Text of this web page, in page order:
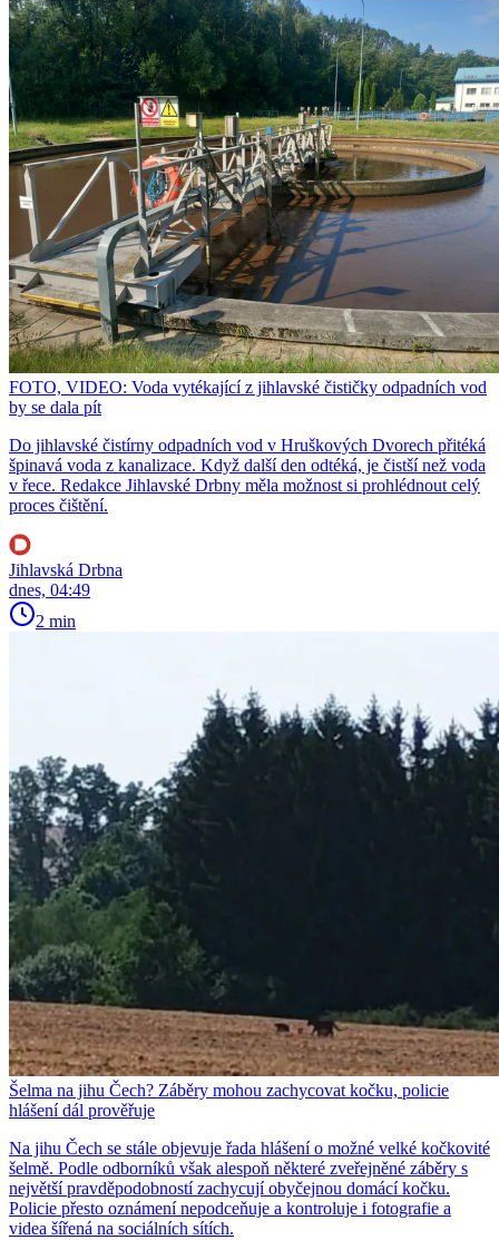
FOTO, VIDEO: Voda vytékající z jihlavské čističky odpadních vod
by se dala pít
Do jihlavské čistírny odpadních vod v Hruškových Dvorech přitéká
špinavá voda z kanalizace. Když další den odtéká, je čistší než voda
v řece. Redakce Jihlavské Drbny měla možnost si prohlédnout celý
proces čištění.
Jihlavská Drbna
dnes, 04:49
2 min
Šelma na jihu Čech? Záběry mohou zachycovat kočku, policie
hlášení dál prověřuje
Na jihu Čech se stále objevuje řada hlášení o možné velké kočkovité
šelmě. Podle odborníků však alespoň některé zveřejněné záběry s
největší pravděpodobností zachycují obyčejnou domácí kočku.
Policie přesto oznámení nepodceňuje a kontroluje i fotografie a
videa šířená na sociálních sítích.